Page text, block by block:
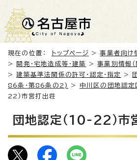
現在の位置： トップページ >事業者向け
>
開発・宅地造成等・建築 >事業別情報（
>建築基準法関係の許可・認定・指定 >
86条・第86条の2)
> 中川区の団地認定
22）市営打出荘
団地認定（10-22）市